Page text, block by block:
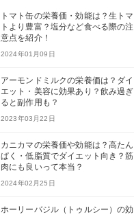
トマト缶の栄養価・効能は？生トマ
トより豊富？塩分など食べる際の注
意点を紹介！
2024年01月09日
アーモンドミルクの栄養価は？ダイ
エット・美容に効果あり？飲み過ぎ
ると副作用も？
2023年03月22日
カニカマの栄養価や効能は？高たん
ぱく・低脂質でダイエット向き？筋
肉にも良いって本当？
2024年02月25日
ホーリーバジル（トゥルシー）の効